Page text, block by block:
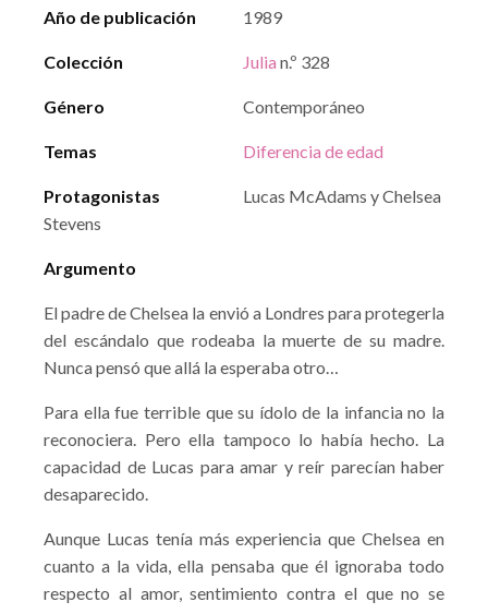
Año de publicación 1989
Colección Julia n.º 328
Género Contemporáneo
Temas Diferencia de edad
Protagonistas
Lucas McAdams y Chelsea
Stevens
Argumento
El padre de Chelsea la envió a Londres para protegerla
del escándalo que rodeaba la muerte de su madre.
Nunca pensó que allá la esperaba otro…
Para ella fue terrible que su ídolo de la infancia no la
reconociera. Pero ella tampoco lo había hecho. La
capacidad de Lucas para amar y reír parecían haber
desaparecido.
Aunque Lucas tenía más experiencia que Chelsea en
cuanto a la vida, ella pensaba que él ignoraba todo
respecto al amor, sentimiento contra el que no se